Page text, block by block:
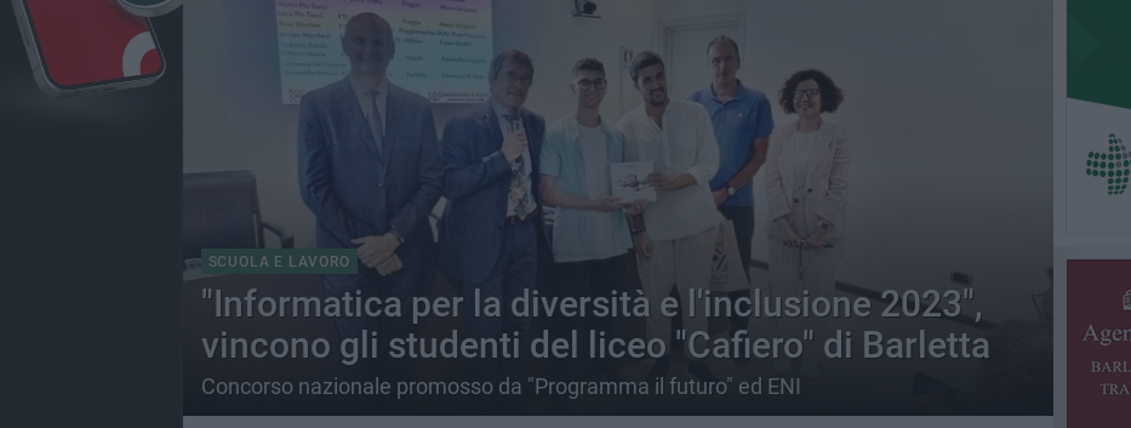
SCUOLA E LAVORO
"Informatica per la diversità e l'inclusione 2023",
vincono gli studenti del liceo "Cafiero" di Barletta
Concorso nazionale promosso da "Programma il futuro" ed ENI